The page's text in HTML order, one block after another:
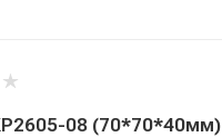
08 (70*70*40мм)